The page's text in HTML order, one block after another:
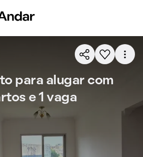
para alugar com
e 1 vaga